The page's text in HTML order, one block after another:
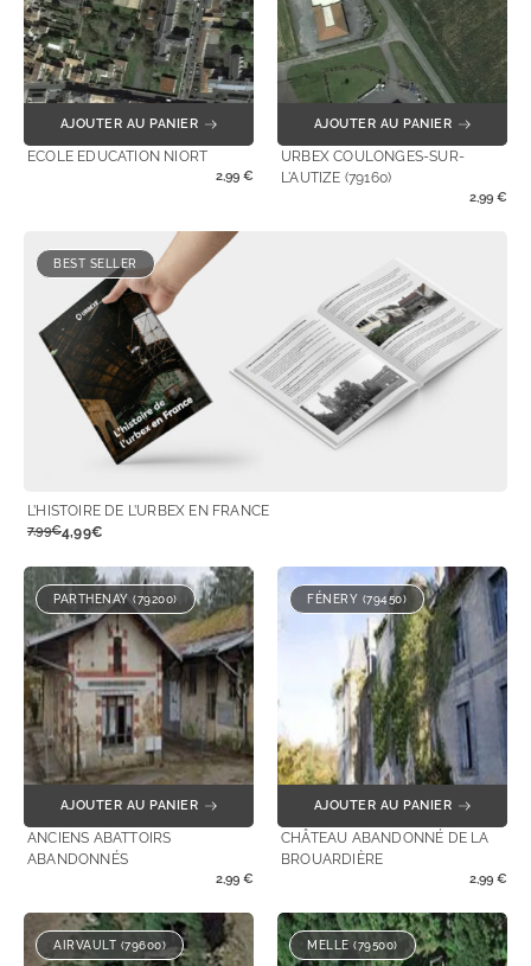
AJOUTER AU PANIER
ECOLE EDUCATION NIORT
2,99 €
AJOUTER AU PANIER
URBEX COULONGES-SUR-
L'AUTIZE (79160)
2,99 €
BEST SELLER
L’HISTOIRE DE L’URBEX EN FRANCE
7,99€4,99€
PARTHENAY (79200)
AJOUTER AU PANIER
ANCIENS ABATTOIRS
ABANDONNÉS
2,99 €
FÉNERY (79450)
AJOUTER AU PANIER
CHÂTEAU ABANDONNÉ DE LA
BROUARDIÈRE
2,99 €
AIRVAULT (79600) MELLE (79500)